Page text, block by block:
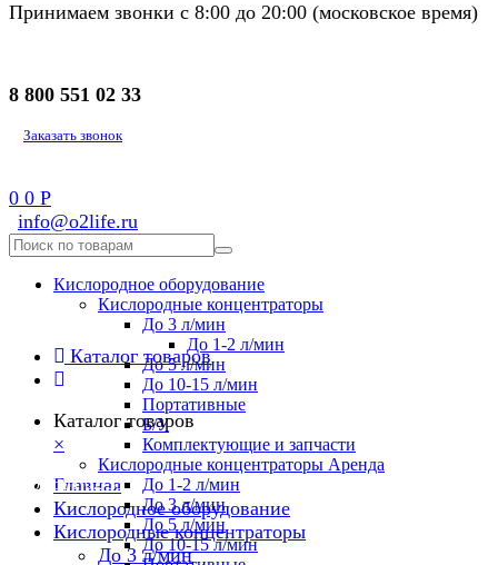
Принимаем звонки с 8:00 до 20:00 (московское время)
8 800 551 02 33
Заказать звонок
0 0 Р
info@o2life.ru
Кислородное оборудование
Кислородные концентраторы
До 3 л/мин
До 1-2 л/мин
До 5 л/мин
До 10-15 л/мин
Портативные
Б/У
Комплектующие и запчасти
Кислородные концентраторы Аренда
До 1-2 л/мин
До 3 л/мин
До 5 л/мин
До 10-15 л/мин
Каталог товаров
Каталог товаров
×
8 800 551 02 33
Главная
Кислородное оборудование
Кислородные концентраторы
До 3 л/мин